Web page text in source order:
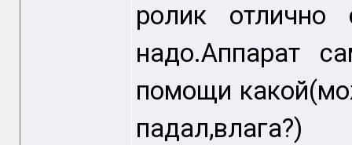
ролик отлично
надо.Аппарат
помощи
падал,влага?)